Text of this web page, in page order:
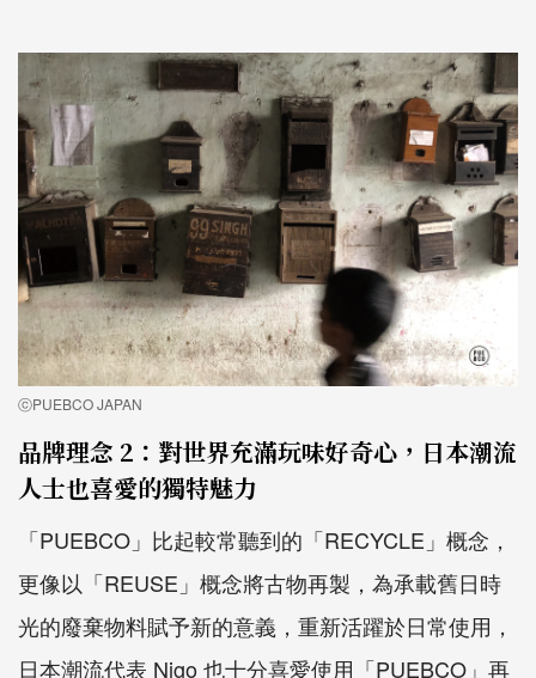
ⓒPUEBCO JAPAN
品牌理念 2：對世界充滿玩味好奇心，日本潮流
人士也喜愛的獨特魅力
「PUEBCO」比起較常聽到的「RECYCLE」概念，
更像以「REUSE」概念將古物再製，為承載舊日時
光的廢棄物料賦予新的意義，重新活躍於日常使用，
日本潮流代表 Nigo 也十分喜愛使用「PUEBCO」再